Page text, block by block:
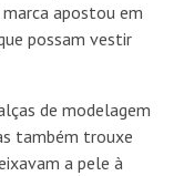
apostou em
possam vestir
de modelagem
também trouxe
a pele à